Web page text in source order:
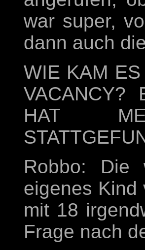
war super,
dann auch
WIE KAM
VACANCY?
HAT
Robbo: Die
eigenes Kind
mit 18
Frage nach